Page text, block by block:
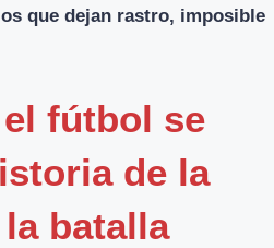
que dejan rastro, imposible
fútbol se
de la
batalla